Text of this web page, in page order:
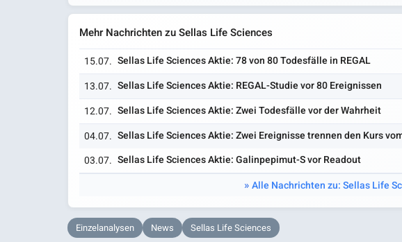
Mehr Nachrichten zu Sellas Life Sciences
15.07. Sellas Life Sciences Aktie: 78 von 80 Todesfälle in REGAL
13.07. Sellas Life Sciences Aktie: REGAL-Studie vor 80 Ereignissen
12.07. Sellas Life Sciences Aktie: Zwei Todesfälle vor der Wahrheit
04.07. Sellas Life Sciences Aktie: Zwei Ereignisse trennen den Kurs
03.07. Sellas Life Sciences Aktie: Galinpepimut-S vor Readout
Alle Nachrichten zu: Sellas Life
Einzelanalysen News Sellas Life Sciences